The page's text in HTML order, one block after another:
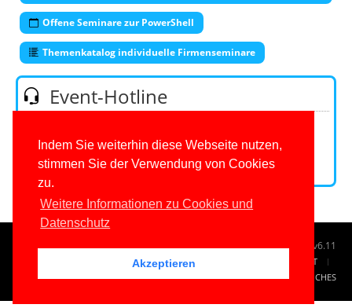
Indem Sie weiterhin diese Webseite nutzen,
stimmen Sie der Verwendung von Cookies
zu.
Weitere Informationen zu Cookies und
Datenschutz
Akzeptieren
Offene Seminare zur PowerShell
Themenkatalog individuelle Firmenseminare
Event-Hotline
E-Mail:
Kontaktformular
© 1996-2026www.IT-Visions.de-Dr. Holger Schwichtenberg v6.11
TAG CLOUD
KONTAKT
IMPRESSUM
RECHTLICHES